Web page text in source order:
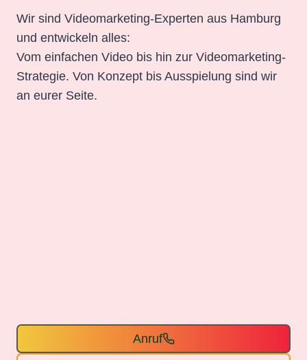
Wir sind Videomarketing-Experten aus Hamburg
und entwickeln alles:
Vom einfachen Video bis hin zur Videomarketing-
Strategie. Von Konzept bis Ausspielung sind wir
an eurer Seite.
Anruf